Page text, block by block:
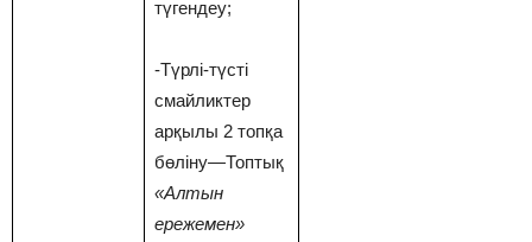
түгендеу;
-Түрлі-түсті
смайликтер
арқылы 2 топқа
бөліну—Топтық
«Алтын
ережемен»